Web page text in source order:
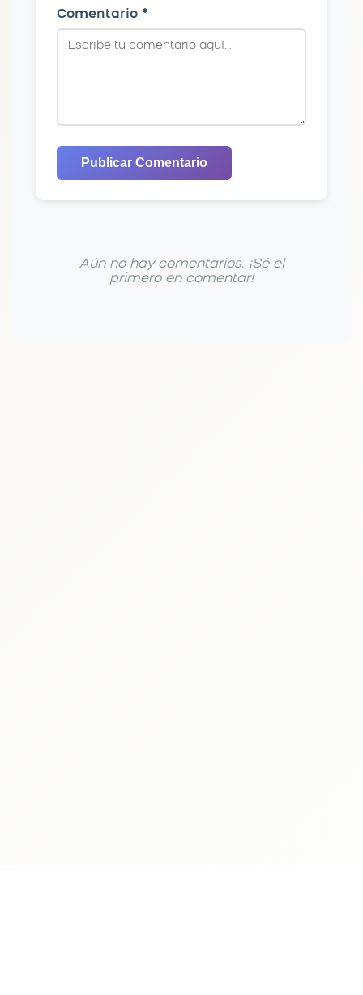
Comentario *
Publicar Comentario
Aún no hay comentarios. ¡Sé el
primero en comentar!